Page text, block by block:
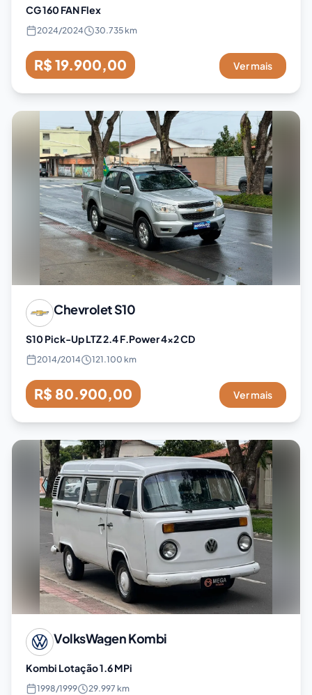
CG 160 FAN Flex
2024/2024 30.735 km
R$ 19.900,00 Ver mais
ChevroletS10
S10 Pick-Up LTZ 2.4 F.Power 4x2 CD
2014/2014 121.100 km
R$ 80.900,00 Ver mais
VolksWagenKombi
Kombi Lotação 1.6 MPi
1998/1999 29.997 km